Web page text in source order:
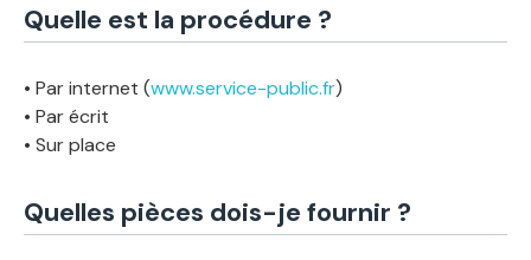
Quelle est la procédure ?
• Par internet (www.service-public.fr)
• Par écrit
• Sur place
Quelles pièces dois-je fournir ?